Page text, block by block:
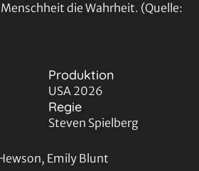
die Wahrheit. (Quelle:
Produktion
USA 2026
Regie
Steven Spielberg
Emily Blunt